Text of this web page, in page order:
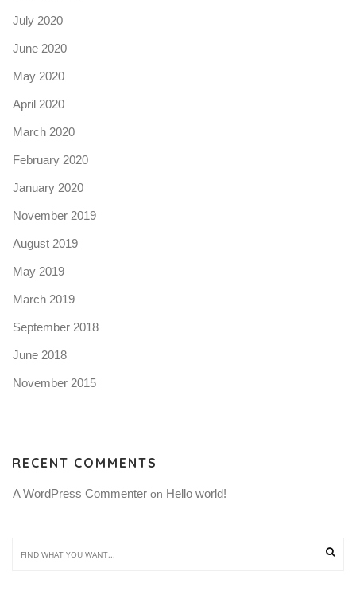
July 2020
June 2020
May 2020
April 2020
March 2020
February 2020
January 2020
November 2019
August 2019
May 2019
March 2019
September 2018
June 2018
November 2015
RECENT COMMENTS
A WordPress Commenter on Hello world!